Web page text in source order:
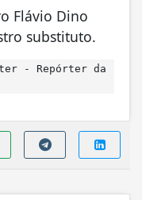
Flávio Dino
substituto.
- Repórter da